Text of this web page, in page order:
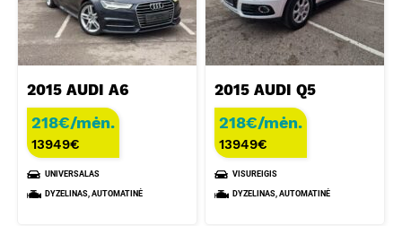
2015 AUDI A6
218€/mėn.
13949€
UNIVERSALAS
DYZELINAS, AUTOMATINĖ
2015 AUDI Q5
218€/mėn.
13949€
VISUREIGIS
DYZELINAS, AUTOMATINĖ